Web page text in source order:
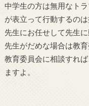
中学生の方は無用なト
が表立って行動するの
先生にお任せして先生
先生がだめな場合は教
教育委員会に相談すれ
ますよ。